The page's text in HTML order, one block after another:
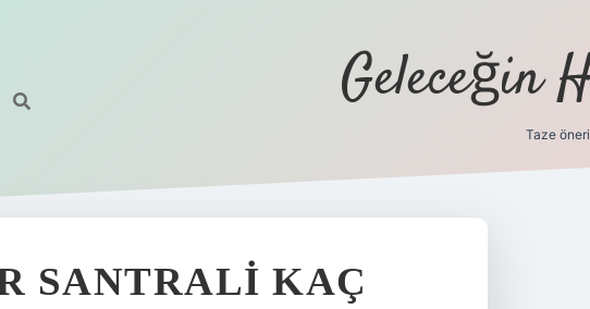
Geleceğin
Taze
SANTRALI KAÇ